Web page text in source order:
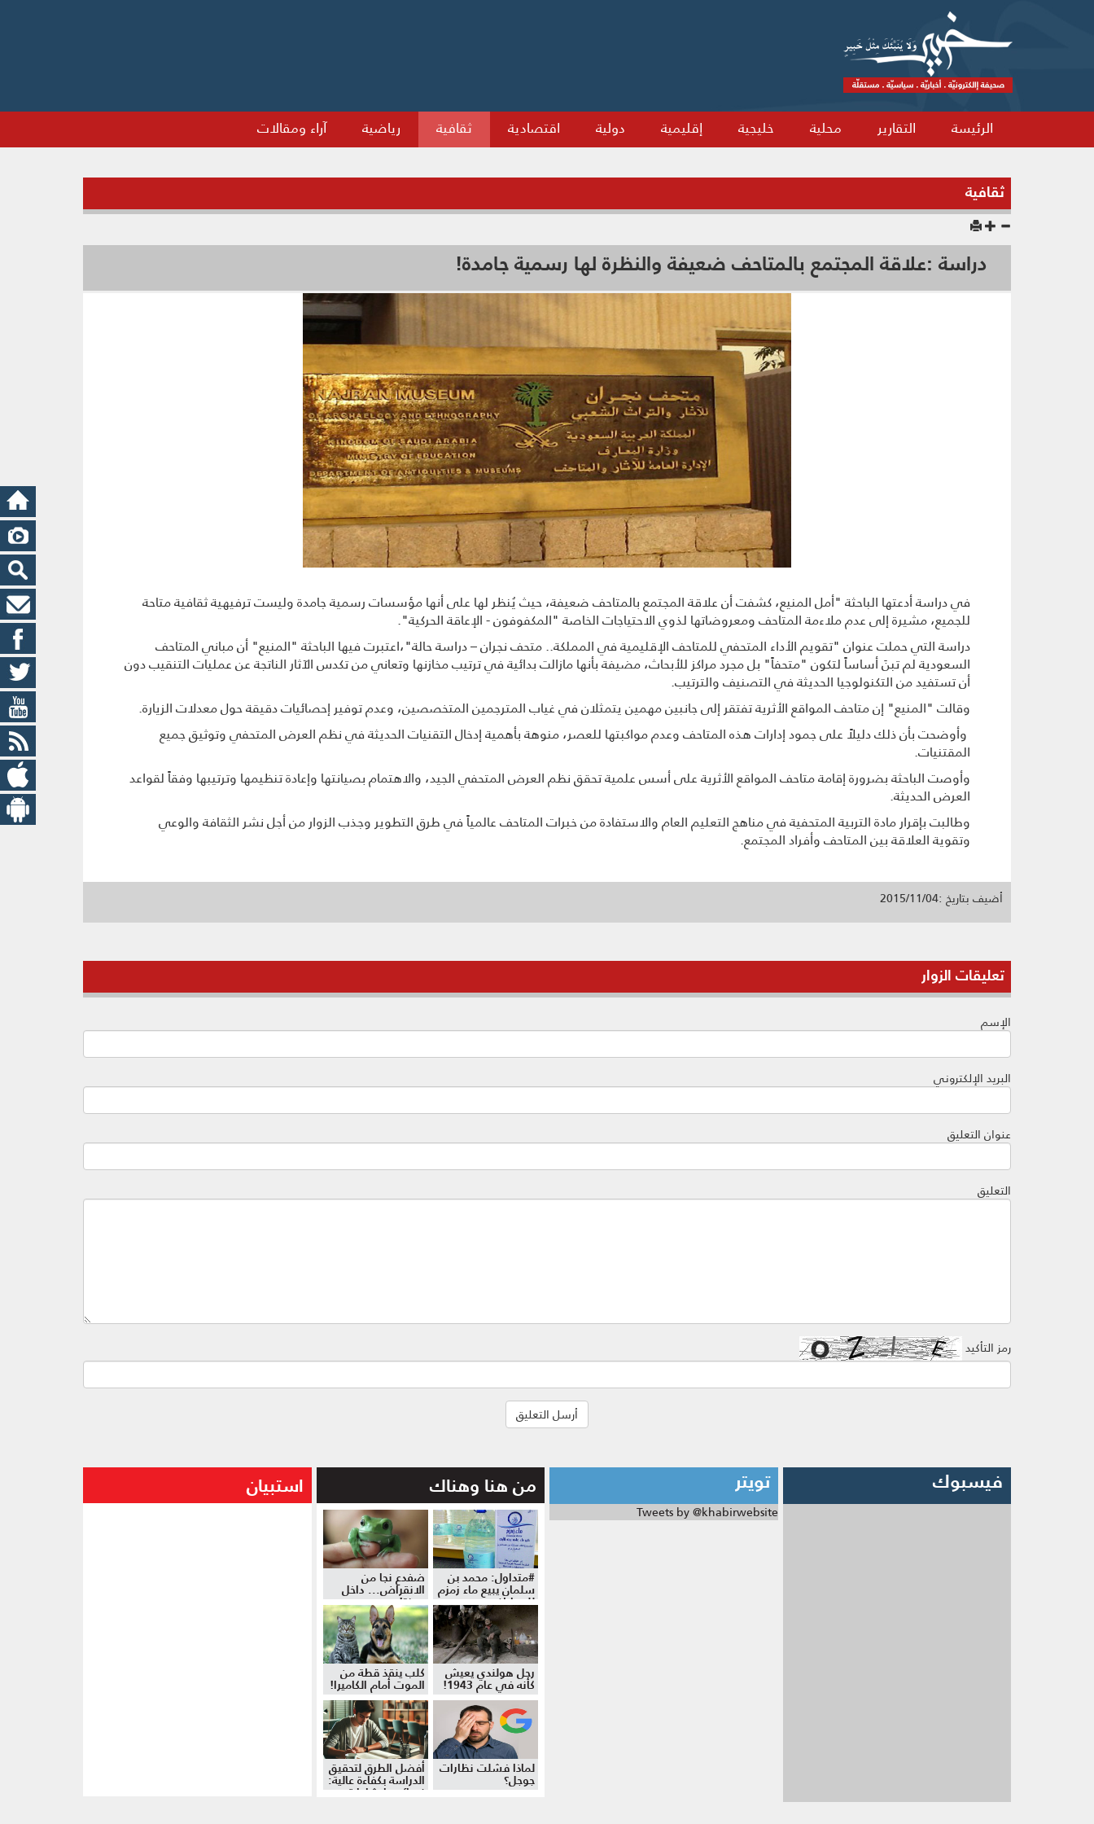
الرئيسة التقارير محلية خليجية إقليمية دولية اقتصادية ثقافية رياضية آراء ومقالات
ثقافية
دراسة :علاقة المجتمع بالمتاحف ضعيفة والنظرة لها رسمية جامدة!
في دراسة أدعتها الباحثة "أمل المنيع، كشفت أن علاقة المجتمع بالمتاحف ضعيفة، حیث یُنظر لها على أنها مؤسسات رسمیة جامدة ولیست ترفيهية ثقافیة متاحة
للجمیع، مشيرة إلى عدم ملاءمة المتاحف ومعروضاتها لذوي الاحتیاجات الخاصة "المكفوفون - الإعاقة الحركیة".
دراسة التي حملت عنوان "تقويم الأداء المتحفي للمتاحف الإقليمية في المملكة.. متحف نجران – دراسة حالة"،اعتبرت فيها الباحثة "المنيع" أن مباني المتاحف
السعودية لم تبنَ أساساً لتكون "متحفاً" بل مجرد مراكز للأبحاث، مضيفة بأنها مازالت بدائية في ترتيب مخازنها وتعاني من تكدس الآثار الناتجة عن عمليات التنقيب دون
أن تستفيد من التكنولوجیا الحدیثة في التصنيف والترتیب.
وقالت "المنيع" إن متاحف المواقع الأثرية تفتقر إلى جانبين مهمين يتمثلان في غياب المترجمین المتخصصین، وعدم توفير إحصائيات دقیقة حول معدلات الزیارة.
وأوضحت بأن ذلك دليلاً على جمود إدارات هذه المتاحف وعدم مواكبتها للعصر، منوهة بأهمية إدخال التقنیات الحدیثة في نظم العرض المتحفي وتوثیق جمیع
المقتنیات.
وأوصت الباحثة بضرورة إقامة متاحف المواقع الأثریة على أسس علمیة تحقق نظم العرض المتحفي الجید، والاهتمام بصیانتها وإعادة تنظیمها وترتیبها وفقاً لقواعد
العرض الحدیثة.
وطالبت بإقرار مادة التربية المتحفية في مناهج التعليم العام والاستفادة من خبرات المتاحف عالمیاً في طرق التطویر وجذب الزوار من أجل نشر الثقافة والوعي
وتقویة العلاقة بین المتاحف وأفراد المجتمع.
أضيف بتاريخ :2015/11/04
تعليقات الزوار
الإسم
البريد الإلكتروني
عنوان التعليق
التعليق
رمز التأكيد
فيسبوك تويتر
Tweets by @khabirwebsite
من هنا وهناك
#متداول: محمد بن
سلمان يبيع ماء زمزم
للمواطنين
ضفدع نجا من
الانقراض... داخل
موزة!
رجل هولندي يعيش
كأنه في عام 1943!
كلب ينقذ قطة من
الموت أمام الكاميرا!
لماذا فشلت نظارات
جوجل؟
أفضل الطرق لتحقيق
الدراسة بكفاءة عالية:
نصائح وإرشادات
استبيان